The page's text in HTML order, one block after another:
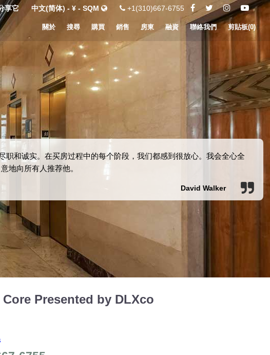
享它 中文(简体) - ¥ - SQM +1(310)667-6755
關於 搜尋 購買 銷售 房東 融資 聯絡我們 剪貼板(0)
职和诚实。在买房过程中的每个阶段，我们都感到很放心。我会全心全
意地向所有人推荐他。
David Walker
Presented by DLXco